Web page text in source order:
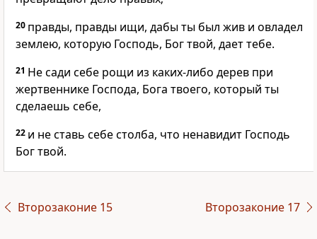
20 правды, правды ищи, дабы ты был жив и овладел
землею, которую Господь, Бог твой, дает тебе.
21 Не сади себе рощи из каких-либо дерев при
жертвеннике Господа, Бога твоего, который ты
сделаешь себе,
22 и не ставь себе столба, что ненавидит Господь
Бог твой.
Второзаконие 15 Второзаконие 17